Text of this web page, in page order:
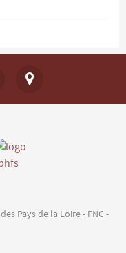
Pays de la Loire - FNC -